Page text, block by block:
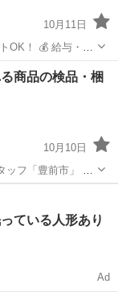
10月11日
与・待
正社員登用あり
週払いOK ・赴任
商品の検品・梱
10月10日
フ「豊前市」 ■
梱包スタッフとし
や梱包、仕分け
ている人形あり
Ad